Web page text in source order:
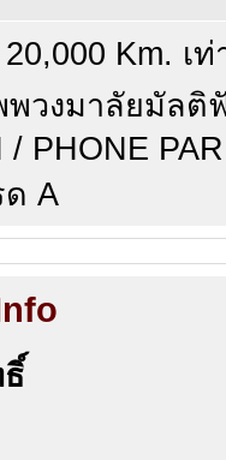
Km. เ
พวงมาลัยมัล
PHONE
A